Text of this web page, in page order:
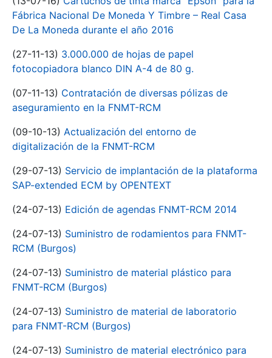
Fábrica Nacional De Moneda Y Timbre – Real Casa
De La Moneda durante el año 2016
(27-11-13) 3.000.000 de hojas de papel
fotocopiadora blanco DIN A-4 de 80 g.
(07-11-13) Contratación de diversas pólizas de
aseguramiento en la FNMT-RCM
(09-10-13) Actualización del entorno de
digitalización de la FNMT-RCM
(29-07-13) Servicio de implantación de la plataforma
SAP-extended ECM by OPENTEXT
(24-07-13) Edición de agendas FNMT-RCM 2014
(24-07-13) Suministro de rodamientos para FNMT-
RCM (Burgos)
(24-07-13) Suministro de material plástico para
FNMT-RCM (Burgos)
(24-07-13) Suministro de material de laboratorio
para FNMT-RCM (Burgos)
(24-07-13) Suministro de material electrónico para